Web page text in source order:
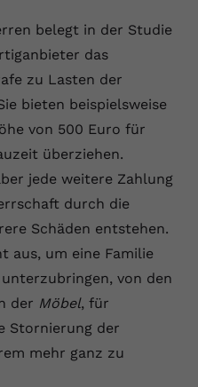
belegt in der Studie
das
zu Lasten der
bieten beispielsweise
von 500 Euro für
überziehen.
jede weitere Zahlung
durch die
Schäden entstehen.
aus, um eine Familie
von den
der Möbel, für
Stornierung der
mehr ganz zu